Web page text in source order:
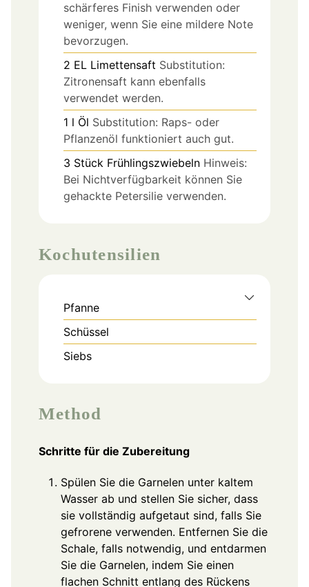
schärferes Finish verwenden oder
weniger, wenn Sie eine mildere Note
bevorzugen.
2 EL Limettensaft Substitution:
Zitronensaft kann ebenfalls
verwendet werden.
1 l Öl Substitution: Raps- oder
Pflanzenöl funktioniert auch gut.
3 Stück Frühlingszwiebeln Hinweis:
Bei Nichtverfügbarkeit können Sie
gehackte Petersilie verwenden.
Kochutensilien
Pfanne
Schüssel
Siebs
Method
Schritte für die Zubereitung
Spülen Sie die Garnelen unter kaltem
Wasser ab und stellen Sie sicher, dass
sie vollständig aufgetaut sind, falls Sie
gefrorene verwenden. Entfernen Sie die
Schale, falls notwendig, und entdarmen
Sie die Garnelen, indem Sie einen
flachen Schnitt entlang des Rückens